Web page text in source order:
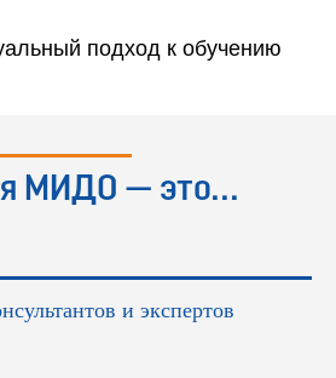
подход к обучению
МИДО — это...
и экспертов